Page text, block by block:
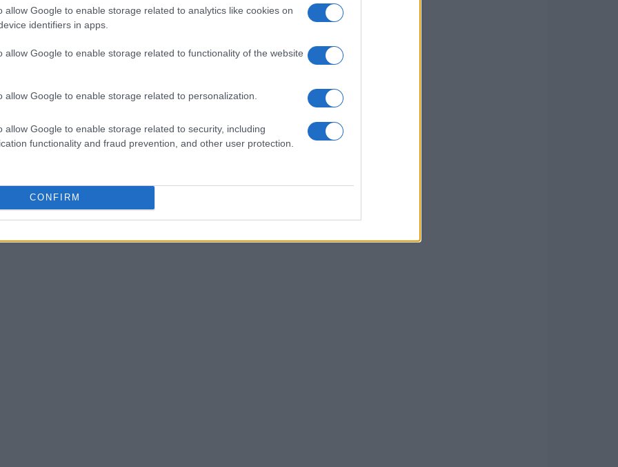
allow Google to enable storage related to analytics like cookies on
identifiers in apps.
allow Google to enable storage related to functionality of the website
allow Google to enable storage related to personalization.
allow Google to enable storage related to security, including
functionality and fraud prevention, and other user protection.
CONFIRM
investidores se perguntem sobre o quanto teriam
anos. Um estudo da Vault Capital, especializada
dado surpreendente: um investimento de R$ 10 mil
de aproximadamente R$ 6,4 milhões hoje. Em
e atualmente, seu valor no Brasil atinge R$
de 77.917% nesse período.